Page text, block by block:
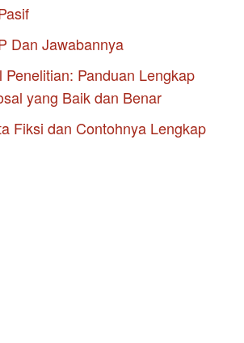
Dan Jawabannya
Penelitian: Panduan Lengkap
yang Baik dan Benar
Fiksi dan Contohnya Lengkap